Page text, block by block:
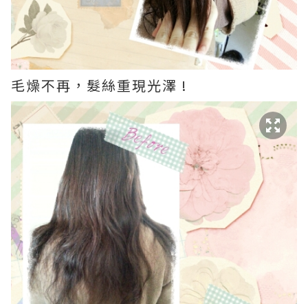
毛燥不再，髮絲重現光澤 !